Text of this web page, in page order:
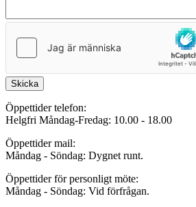
Skicka
Öppettider telefon:
Helgfri Måndag-Fredag: 10.00 - 18.00
Öppettider mail:
Måndag - Söndag: Dygnet runt.
Öppettider för personligt möte:
Måndag - Söndag: Vid förfrågan.